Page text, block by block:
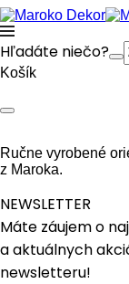
Hľadáte niečo?
Košík
Ručne vyrobené
z Maroka.
NEWSLETTER
Máte záujem o
a aktuálnych
newsletteru!